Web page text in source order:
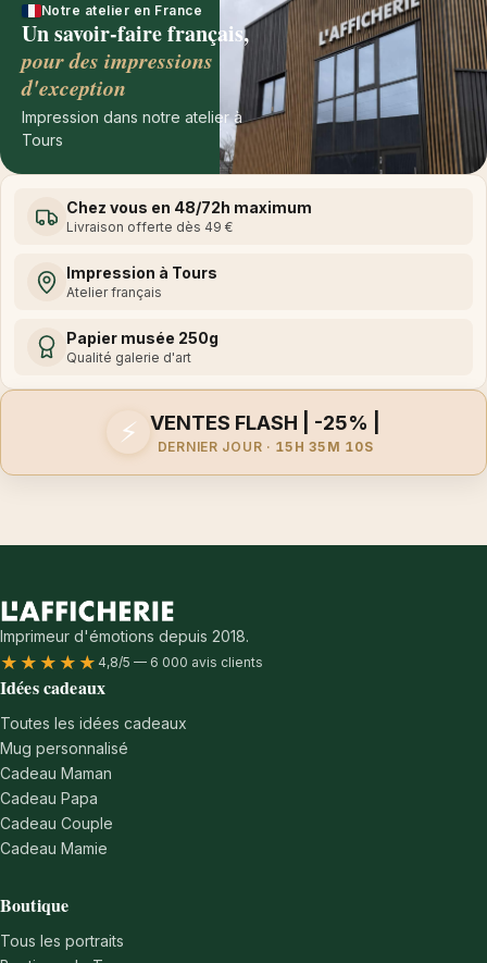
Notre atelier en France
Un savoir-faire français,
pour des impressions
d'exception
Impression dans notre atelier à
Tours
Chez vous en 48/72h maximum
Livraison offerte dès 49 €
Impression à Tours
Atelier français
Papier musée 250g
Qualité galerie d'art
⚡ VENTES FLASH | -25% |
DERNIER JOUR · 15H 35M 10S
Imprimeur d'émotions depuis 2018.
★★★★★ 4,8/5 — 6 000 avis clients
Idées cadeaux
Toutes les idées cadeaux
Mug personnalisé
Cadeau Maman
Cadeau Papa
Cadeau Couple
Cadeau Mamie
Boutique
Tous les portraits